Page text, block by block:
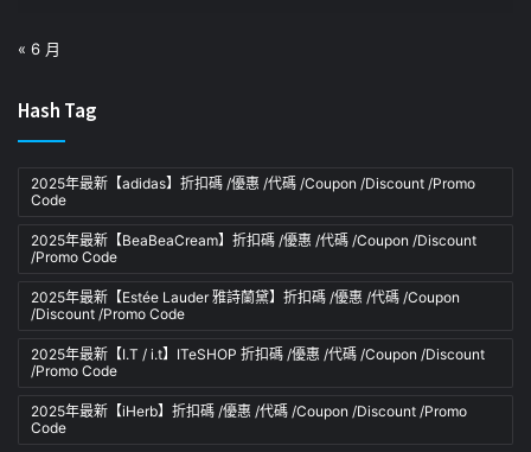
« 6 月
Hash Tag
2025年最新【adidas】折扣碼 /優惠 /代碼 /Coupon /Discount /Promo
Code
2025年最新【BeaBeaCream】折扣碼 /優惠 /代碼 /Coupon /Discount
/Promo Code
2025年最新【Estée Lauder 雅詩蘭黛】折扣碼 /優惠 /代碼 /Coupon
/Discount /Promo Code
2025年最新【I.T / i.t】ITeSHOP 折扣碼 /優惠 /代碼 /Coupon /Discount
/Promo Code
2025年最新【iHerb】折扣碼 /優惠 /代碼 /Coupon /Discount /Promo
Code